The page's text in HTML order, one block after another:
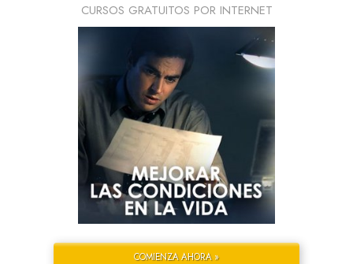
CURSOS GRATUITOS POR INTERNET
COMIENZA AHORA »